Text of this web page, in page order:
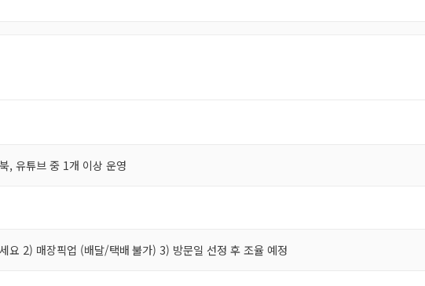
, 유튜브 중 1개 이상 운영
요 2) 매장픽업 (배달/택배 불가) 3) 방문일 선정 후 조율 예정